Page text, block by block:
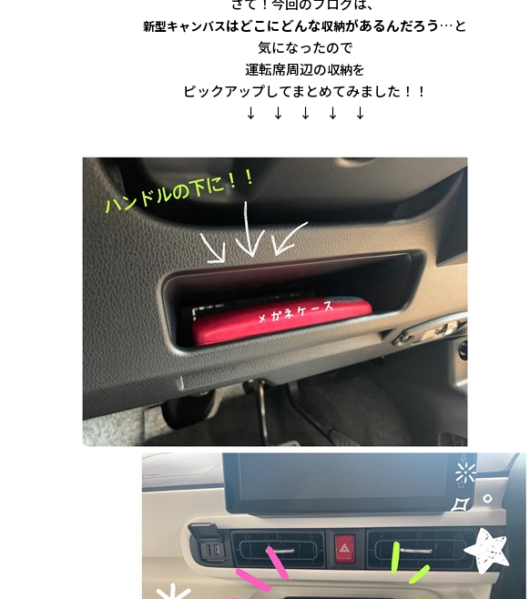
新型キャンバスはどこにどんな収納があるんだろう…と
気になったので
運転席周辺の収納を
ピックアップしてまとめてみました！！
↓ ↓ ↓ ↓ ↓